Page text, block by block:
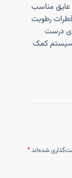
عایق مناسب
قطرات رطوبت
درست
سیستم کمک
شده‌اند*